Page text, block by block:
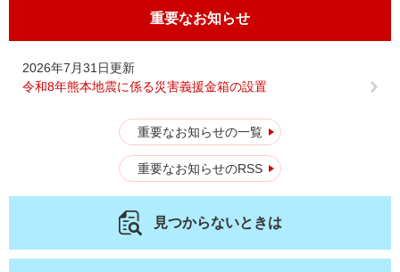
重要なお知らせ
2026年7月31日更新
令和8年熊本地震に係る災害義援金箱の設置
重要なお知らせの一覧
重要なお知らせのRSS
見つからないときは